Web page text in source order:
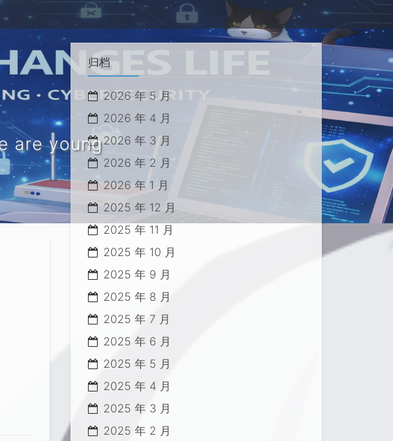
are young
归档
2026 年 5 月
2026 年 4 月
2026 年 3 月
2026 年 2 月
2026 年 1 月
2025 年 12 月
2025 年 11 月
2025 年 10 月
2025 年 9 月
2025 年 8 月
2025 年 7 月
2025 年 6 月
2025 年 5 月
2025 年 4 月
2025 年 3 月
2025 年 2 月